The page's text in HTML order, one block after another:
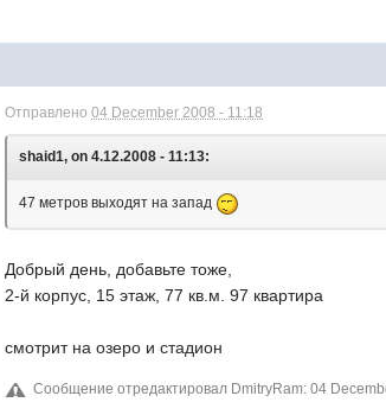
Отправлено04 December 2008 - 11:18
shaid1, on 4.12.2008 - 11:13:
47 метров выходят на запад
Добрый день, добавьте тоже,
2-й корпус, 15 этаж, 77 кв.м. 97 квартира
смотрит на озеро и стадион
Сообщение отредактировал DmitryRam: 04